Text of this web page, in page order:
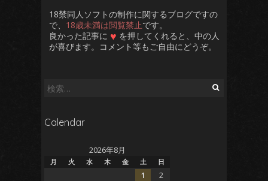
18禁同人ソフトの制作に関するブログですの
で、 18歳未満は閲覧禁止です。
良かった記事に ♥ を押してくれると、中の人
が喜びます。コメント等もご自由にどうぞ。
検
Calendar
2026年8月
月 火 水 木 金 土 日
1
2